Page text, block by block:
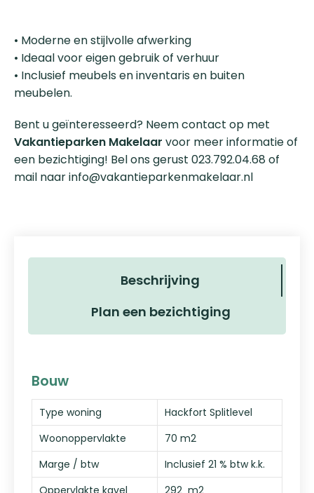
• Moderne en stijlvolle afwerking
• Ideaal voor eigen gebruik of verhuur
• Inclusief meubels en inventaris en buiten
meubelen.
Bent u geïnteresseerd? Neem contact op met
Vakantieparken Makelaar voor meer informatie of
een bezichtiging! Bel ons gerust 023.792.04.68 of
mail naar info@vakantieparkenmakelaar.nl
Beschrijving
Plan een bezichtiging
Bouw
Type woning
Hackfort Splitlevel
Woonoppervlakte
70 m2
Marge / btw
Inclusief 21 % btw k.k.
Oppervlakte kavel
292 m2